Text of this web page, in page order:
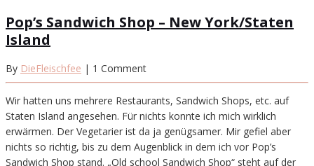
Pop’s Sandwich Shop – New York/Staten
Island
By DieFleischfee | 1 Comment
Wir hatten uns mehrere Restaurants, Sandwich Shops, etc. auf
Staten Island angesehen. Für nichts konnte ich mich wirklich
erwärmen. Der Vegetarier ist da ja genügsamer. Mir gefiel aber
nichts so richtig, bis zu dem Augenblick in dem ich vor Pop’s
Sandwich Shop stand. „Old school Sandwich Shop“ steht auf der